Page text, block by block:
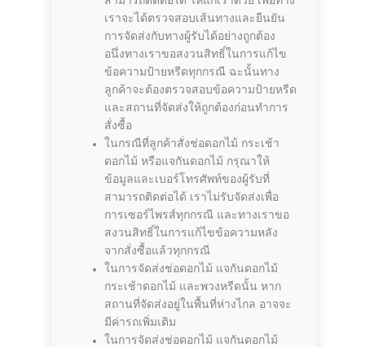
เราจะได้ตรวจสอบเส้นทางและยืนยัน
การจัดส่งกับทางผู้รับได้อย่างถูกต้อง
อนึ่งทางเราขอสงวนสิทธิ์ในการแก้ไข
ข้อความป้ายหรีดทุกกรณี ฉะนั้นทาง
ลูกค้าจะต้องตรวจสอบข้อความป้ายหรีด
และสถานที่จัดส่งให้ถูกต้องก่อนทำการ
สั่งซื้อ
ในกรณีที่ลูกค้าสั่งช่อดอกไม้ กระเช้า
ดอกไม้ หรือแจกันดอกไม้ กรุณาให้
ข้อมูลและเบอร์โทรศัพท์ของผู้รับที่
สามารถติดต่อได้ เราไม่รับจัดส่งเพื่อ
การเซอร์ไพรส์ทุกกรณี และทางเราขอ
สงวนสิทธิ์ในการแก้ไขข้อความหลัง
จากสั่งซื้อแล้วทุกกรณี
ในการจัดส่งช่อดอกไม้ แจกันดอกไม้
กระเช้าดอกไม้ และพวงหรีดนั้น หาก
สถานที่จัดส่งอยู่ในพื้นที่ห่างไกล อาจจะ
มีค่ารถเพิ่มเติม
ในการจัดส่งช่อดอกไม้ แจกันดอกไม้